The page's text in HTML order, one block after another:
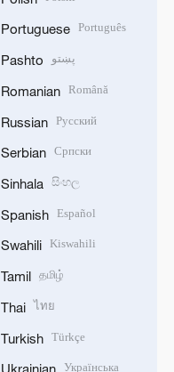
Portuguese Português
Pashto پښتو
Romanian Română
Russian Русский
Serbian Српски
Sinhala සිංහල
Spanish Español
Swahili Kiswahili
Tamil தமிழ்
Thai ไทย
Turkish Türkçe
Ukrainian Українська